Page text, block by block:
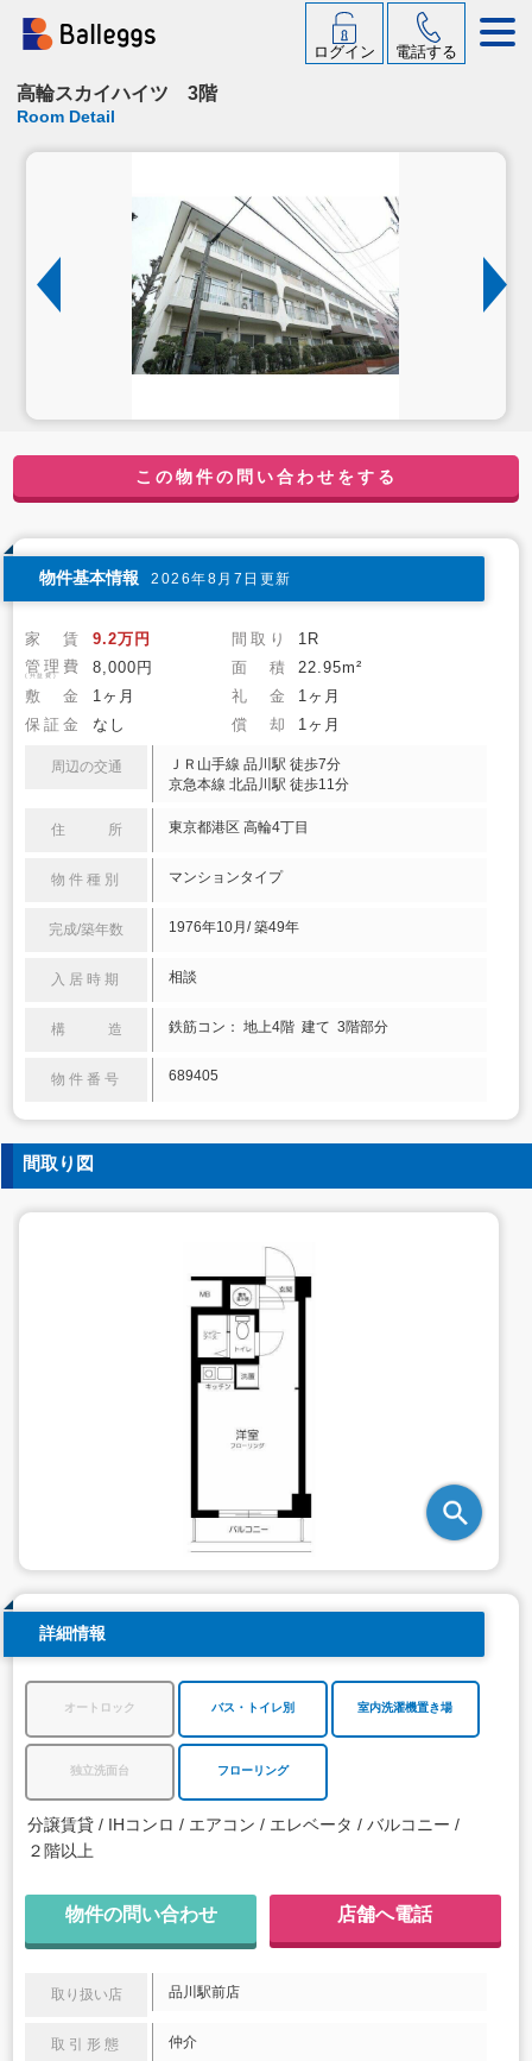
ログイン 電話する
高輪スカイハイツ 3階
Room Detail
この物件の問い合わせをする
物件基本情報 2026年8月7日更新
家 賃 9.2万円 間取り
1R
管理費
(共益費) 8,000円 面 積
22.95m²
敷 金
1ヶ月 礼 金
1ヶ月
保証金
なし 償 却 1ヶ月
周辺の交通
ＪＲ山手線 品川駅 徒歩7分
京急本線 北品川駅 徒歩11分
住 所 東京都港区 高輪4丁目
物件種別 マンションタイプ
完成/築年数 1976年10月/ 築49年
入居時期 相談
構 造 鉄筋コン： 地上4階 建て 3階部分
物件番号 689405
間取り図
詳細情報
オートロック バス・トイレ別 室内洗濯機置き場
独立洗面台 フローリング
分譲賃貸 IHコンロ エアコン エレベータ
バルコニー
２階以上
物件の問い合わせ 店舗へ電話
取り扱い店 品川駅前店
取引形態 仲介